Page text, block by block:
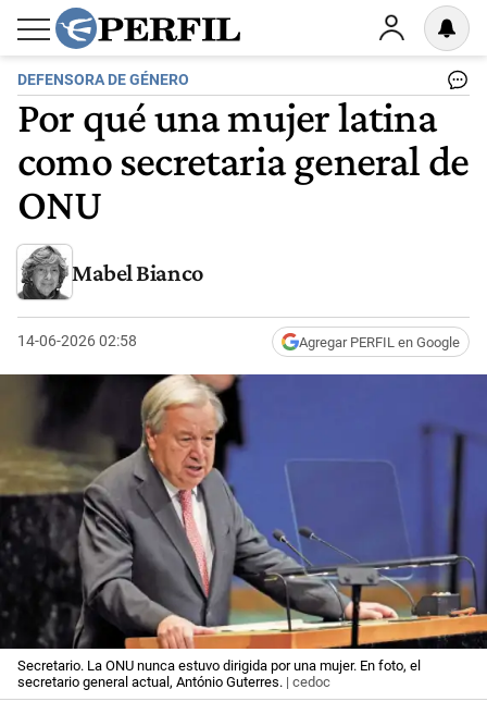
DEFENSORA DE GÉNERO
Por qué una mujer latina
como secretaria general de
ONU
Mabel Bianco
14-06-2026 02:58 Agregar PERFIL en Google
Secretario. La ONU nunca estuvo dirigida por una mujer. En foto, el
secretario general actual, António Guterres. | cedoc